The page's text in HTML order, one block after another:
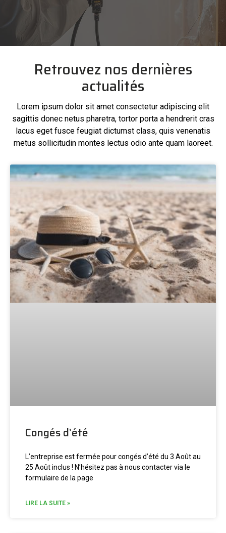
Retrouvez nos dernières
actualités
Lorem ipsum dolor sit amet consectetur adipiscing elit
sagittis donec netus pharetra, tortor porta a hendrerit cras
lacus eget fusce feugiat dictumst class, quis venenatis
metus sollicitudin montes lectus odio ante quam laoreet.
Congés d’été
L’entreprise est fermée pour congés d’été du 3 Août au
25 Août inclus ! N’hésitez pas à nous contacter via le
formulaire de la page
LIRE LA SUITE »